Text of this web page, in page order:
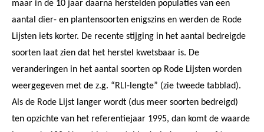
maar in de 10 jaar daarna herstelden populaties van een
aantal dier- en plantensoorten enigszins en werden de Rode
Lijsten iets korter. De recente stijging in het aantal bedreigde
soorten laat zien dat het herstel kwetsbaar is. De
veranderingen in het aantal soorten op Rode Lijsten worden
weergegeven met de z.g. “RLI-lengte” (zie tweede tabblad).
Als de Rode Lijst langer wordt (dus meer soorten bedreigd)
ten opzichte van het referentiejaar 1995, dan komt de waarde